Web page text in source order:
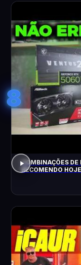
8
COMBINAÇÕES DE
RECOMENDO